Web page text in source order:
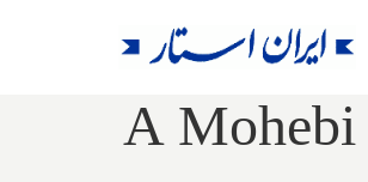
A Mohebi